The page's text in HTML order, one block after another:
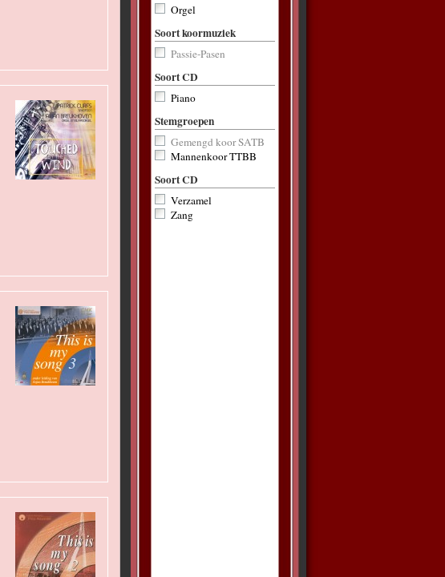
Orgel
Soort koormuziek
Passie-Pasen
Soort CD
Piano
Stemgroepen
Gemengd koor SATB
Mannenkoor TTBB
Soort CD
Verzamel
Zang